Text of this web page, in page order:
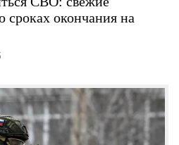
сроках окончания на